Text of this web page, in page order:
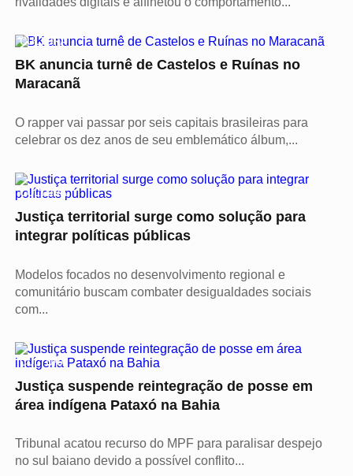
CULTURA
BK anuncia turnê de Castelos e Ruínas no
Maracanã
O rapper vai passar por seis capitais brasileiras para
celebrar os dez anos de seu emblemático álbum,...
CULTURA
Justiça territorial surge como solução para
integrar políticas públicas
Modelos focados no desenvolvimento regional e
comunitário buscam combater desigualdades sociais
com...
CULTURA
Justiça suspende reintegração de posse em
área indígena Pataxó na Bahia
Tribunal acatou recurso do MPF para paralisar despejo
no sul baiano devido a possível conflito...